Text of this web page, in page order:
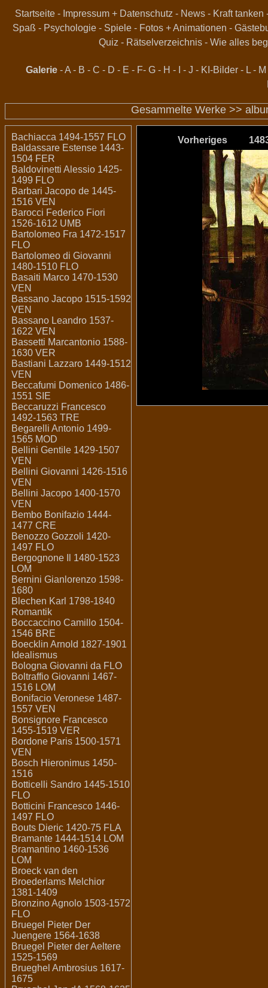
Startseite- Impressum + Datenschutz - News- Kraft tanken
Spaß - Psychologie- Spiele- Fotos + Animationen -
Quiz - Rätselverzeichnis - Wie alles
Galerie -A - B - C - D - E - F- G - H - - J - KI-Bilder - L - M
Gesammelte Werke >>
Bachiacca 1494-1557 FLO
Baldassare Estense 1443-
1504 FER
Baldovinetti Alessio 1425-
1499 FLO
Barbari Jacopo de 1445-
1516 VEN
Barocci Federico Fiori
1526-1612 UMB
Bartolomeo Fra 1472-1517
FLO
Bartolomeo di Giovanni
1480-1510 FLO
Basaiti Marco 1470-1530
VEN
Bassano Jacopo 1515-1592
VEN
Bassano Leandro 1537-
1622 VEN
Bassetti Marcantonio 1588-
1630 VER
Bastiani Lazzaro 1449-1512
VEN
Beccafumi Domenico 1486-
1551 SIE
Beccaruzzi Francesco
1492-1563 TRE
Begarelli Antonio 1499-
1565 MOD
Bellini Gentile 1429-1507
VEN
Bellini Giovanni 1426-1516
VEN
Bellini Jacopo 1400-1570
VEN
Bembo Bonifazio 1444-
1477 CRE
Benozzo Gozzoli 1420-
1497 FLO
Bergognone Il 1480-1523
LOM
Bernini Gianlorenzo 1598-
1680
Blechen Karl 1798-1840
Romantik
Boccaccino Camillo 1504-
1546 BRE
Boecklin Arnold 1827-1901
Idealismus
Bologna Giovanni da FLO
Boltraffio Giovanni 1467-
1516 LOM
Bonifacio Veronese 1487-
1557 VEN
Bonsignore Francesco
1455-1519 VER
Bordone Paris 1500-1571
VEN
Bosch Hieronimus 1450-
1516
Botticelli Sandro 1445-1510
FLO
Botticini Francesco 1446-
1497 FLO
Bouts Dieric 1420-75 FLA
Bramante 1444-1514 LOM
Bramantino 1460-1536
LOM
Broeck van den
Broederlams Melchior
1381-1409
Bronzino Agnolo 1503-1572
FLO
Bruegel Pieter Der
Juengere 1564-1638
Bruegel Pieter der Aeltere
1525-1569
Brueghel Ambrosius 1617-
1675
Vorheriges